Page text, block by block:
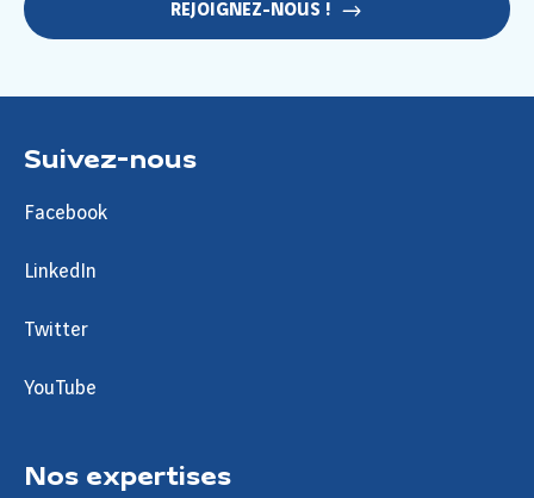
REJOIGNEZ-NOUS !
Suivez-nous
Facebook
LinkedIn
Twitter
YouTube
Nos expertises